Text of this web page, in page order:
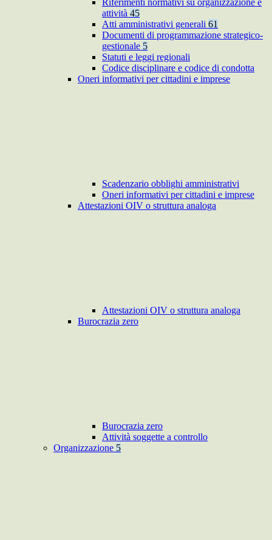
Riferimenti normativi su organizzazione e
attività 45
Atti amministrativi generali 61
Documenti di programmazione strategico-
gestionale 5
Statuti e leggi regionali
Codice disciplinare e codice di condotta
Oneri informativi per cittadini e imprese
Scadenzario obblighi amministrativi
Oneri informativi per cittadini e imprese
Attestazioni OIV o struttura analoga
Attestazioni OIV o struttura analoga
Burocrazia zero
Burocrazia zero
Attività soggette a controllo
Organizzazione 5